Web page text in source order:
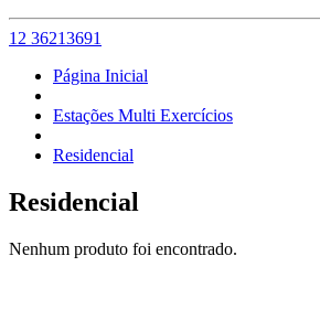
12 36213691
Página Inicial
Estações Multi Exercícios
Residencial
Residencial
Nenhum produto foi encontrado.